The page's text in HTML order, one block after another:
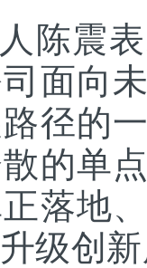
陈震
面向
径的
的单
落地
级创